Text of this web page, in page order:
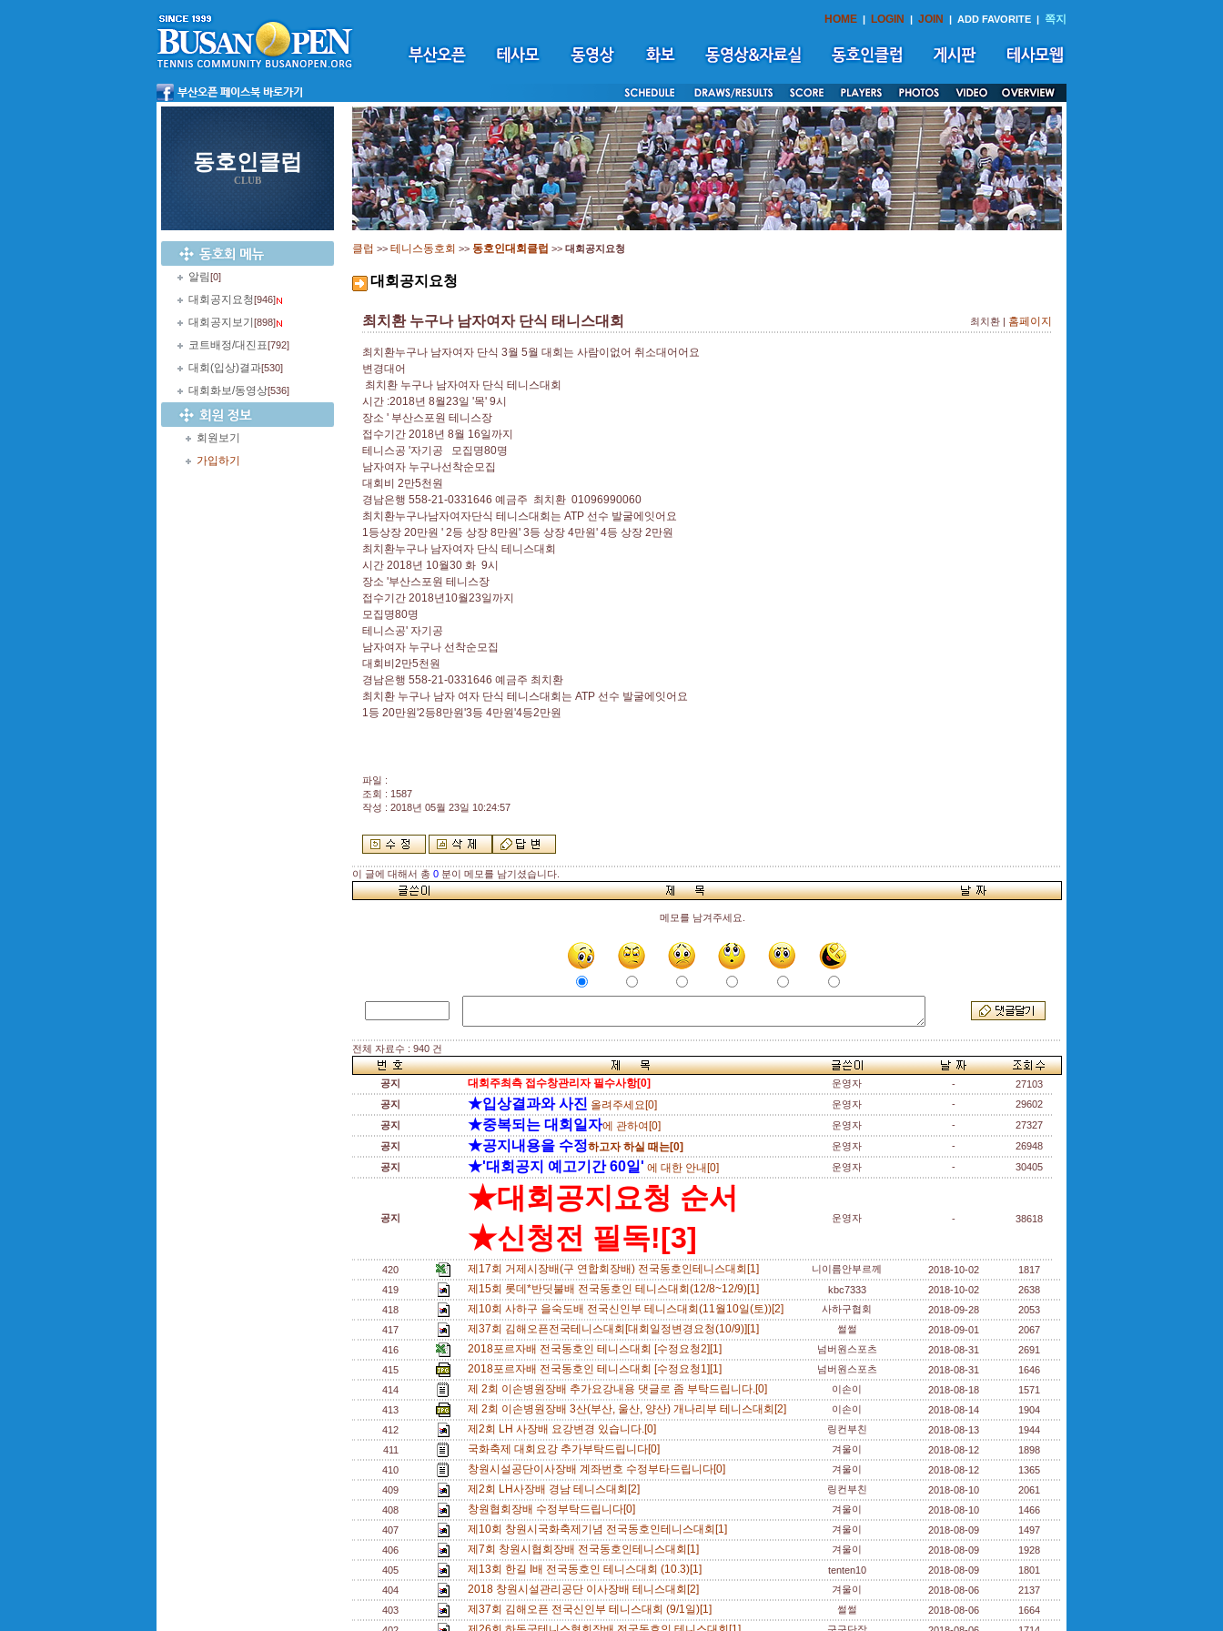
HOME | LOGIN | JOIN | ADD FAVORITE | 쪽지
동호인클럽
CLUB
알림[0]
대회공지요청[946]
대회공지보기 [898]
코트배정/대진표[792]
대회(입상)결과[530]
대회화보/동영상[536]
회원보기
가입하기
클럽 >> 테니스동호회 >> 동호인대회클럽 >> 대회공지요청
대회공지요청
최치환 누구나 남자여자 단식 태니스대회 최치환 | 홈페이지
최치환누구나 남자여자 단식 3월 5월 대회는 사람이없어 취소대어어요
변경대어
최치환 누구나 남자여자 단식 테니스대회
시간 :2018년 8월23일 '목' 9시
장소 ' 부산스포원 테니스장
접수기간 2018년 8월 16일까지
테니스공 '자기공 모집명80명
남자여자 누구나선착순모집
대회비 2만5천원
경남은행 558-21-0331646 예금주 최치환 01096990060
최치환누구나남자여자단식 테니스대회는 ATP 선수 발굴에잇어요
1등상장 20만원 ' 2등 상장 8만원' 3등 상장 4만원' 4등 상장 2만원
최치환누구나 남자여자 단식 테니스대회
시간 2018년 10월30 화 9시
장소 '부산스포원 테니스장
접수기간 2018년10월23일까지
모집명80명
테니스공' 자기공
남자여자 누구나 선착순모집
대회비2만5천원
경남은행 558-21-0331646 예금주 최치환
최치환 누구나 남자 여자 단식 테니스대회는 ATP 선수 발굴에잇어요
1등 20만원'2등8만원'3등 4만원'4등2만원
파일 :
조회 : 1587
작성 : 2018년 05월 23일 10:24:57
이 글에 대해서 총 0 분이 메모를 남기셨습니다.
메모를 남겨주세요.
전체 자료수 : 940 건
공지 대회주최측 접수창관리자 필수사항[0] 운영자 -
27103
공지
★입상결과와 사진 올려주세요[0] 운영자 -
29602
공지
★중복되는 대회일자에 관하여[0] 운영자 -
27327
공지
★공지내용을 수정하고자 하실 때는[0] 운영자 -
26948
공지
★'대회공지 예고기간 60일' 에 대한 안내[0] 운영자 - 30405
공지
★대회공지요청 순서
★신청전 필독![3]
운영자 - 38618
420 제17회 거제시장배(구 연합회장배) 전국동호인테니스대회[1] 니이름안부르께 2018-10-02
1817
419
제15회 롯데*반딧불배 전국동호인 테니스대회(12/8~12/9)[1] kbc7333 2018-10-02
2638
418
제10회 사하구 을숙도배 전국신인부 테니스대회(11월10일(토))[2] 사하구협회 2018-09-28
2053
417
제37회 김해오픈전국테니스대회[대회일정변경요청(10/9)][1] 썰썰 2018-09-01
2067
416
2018포르자배 전국동호인 테니스대회 [수정요청2][1] 넘버원스포츠 2018-08-31
2691
415
2018포르자배 전국동호인 테니스대회 [수정요청1][1] 넘버원스포츠 2018-08-31
1646
414
제 2회 이손병원장배 추가요강내용 댓글로 좀 부탁드립니다.[0] 이손이 2018-08-18
1571
413
제 2회 이손병원장배 3산(부산, 울산, 양산) 개나리부 테니스대회[2] 이손이 2018-08-14
1904
412
제2회 LH 사장배 요강변경 있습니다.[0] 링컨부친 2018-08-13
1944
411
국화축제 대회요강 추가부탁드립니다[0] 겨울이 2018-08-12
1898
410
창원시설공단이사장배 계좌번호 수정부타드립니다[0] 겨울이 2018-08-12
1365
409
제2회 LH사장배 경남 테니스대회[2] 링컨부친 2018-08-10
2061
408
창원협회장배 수정부탁드립니다[0] 겨울이 2018-08-10
1466
407
제10회 창원시국화축제기념 전국동호인테니스대회[1] 겨울이 2018-08-09
1497
406
제7회 창원시협회장배 전국동호인테니스대회[1] 겨울이 2018-08-09
1928
405
제13회 한길 I배 전국동호인 테니스대회 (10.3)[1] tenten10 2018-08-09
1801
404
2018 창원시설관리공단 이사장배 테니스대회[2] 겨울이 2018-08-06
2137
403
제37회 김해오픈 전국신인부 테니스대회 (9/1일)[1] 썰썰 2018-08-06
1664